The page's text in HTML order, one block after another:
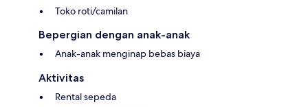
Toko roti/camilan
Bepergian dengan anak-anak
Anak-anak menginap bebas biaya
Aktivitas
Rental sepeda